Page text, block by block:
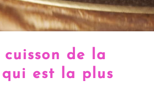
cuisson de la
est la plus